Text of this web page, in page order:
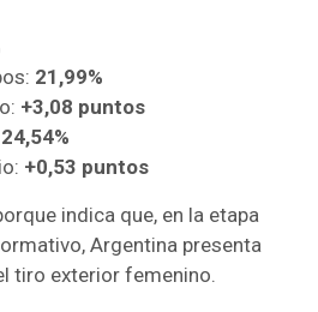
21,99%
+3,08 puntos
24,54%
+0,53 puntos
indica que, en la etapa
Argentina presenta
tiro exterior femenino.